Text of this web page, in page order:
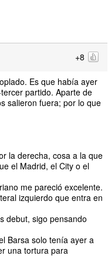
+8
Es que había ayer
partido. Aparte de
salieron fuera; por lo que
la derecha, cosa a la que
el Madrid, el City o el
me pareció excelente.
izquierdo que entra en
debut, sigo pensando
Barsa solo tenía ayer a
una tortura para